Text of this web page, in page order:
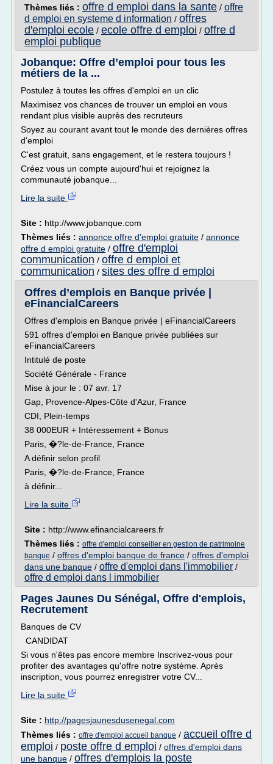
Thèmes liés : offre d emploi dans la sante / offre
d emploi en systeme d information / offres
d'emploi ecole / ecole offre d emploi / offre d
emploi publique
Jobanque: Offre d’emploi pour tous les
métiers de la ...
Postulez à toutes les offres d'emploi en un clic
Maximisez vos chances de trouver un emploi en vous
rendant plus visible auprès des recruteurs
Soyez au courant avant tout le monde des dernières offres
d'emploi
C'est gratuit, sans engagement, et le restera toujours !
Créez vous un compte aujourd'hui et rejoignez la
communauté jobanque...
Lire la suite
Site : http://www.jobanque.com
Thèmes liés : annonce offre d'emploi gratuite / annonce
offre d emploi gratuite / offre d'emploi
communication / offre d emploi et
communication / sites des offre d emploi
Offres d’emplois en Banque privée |
eFinancialCareers
Offres d'emplois en Banque privée | eFinancialCareers
591 offres d'emploi en Banque privée publiées sur
eFinancialCareers
Intitulé de poste
Société Générale - France
Mise à jour le : 07 avr. 17
Gap, Provence-Alpes-Côte d'Azur, France
CDI, Plein-temps
38 000EUR + Intéressement + Bonus
Paris, �?le-de-France, France
A définir selon profil
Paris, �?le-de-France, France
à définir...
Lire la suite
Site : http://www.efinancialcareers.fr
Thèmes liés : offre d'emploi conseiller en gestion de patrimoine
banque / offres d'emploi banque de france / offres d'emploi
dans une banque / offre d'emploi dans l'immobilier /
offre d emploi dans l immobilier
Pages Jaunes Du Sénégal, Offre d'emplois,
Recrutement
Banques de CV
CANDIDAT
Si vous n'êtes pas encore membre Inscrivez-vous pour
profiter des avantages qu'offre notre système. Après
inscription, vous pourrez enregistrer votre CV...
Lire la suite
Site : http://pagesjaunesdusenegal.com
Thèmes liés : offre d'emploi accueil banque / accueil offre d
emploi / poste offre d emploi / offres d'emploi dans
une banque / offres d'emplois la poste